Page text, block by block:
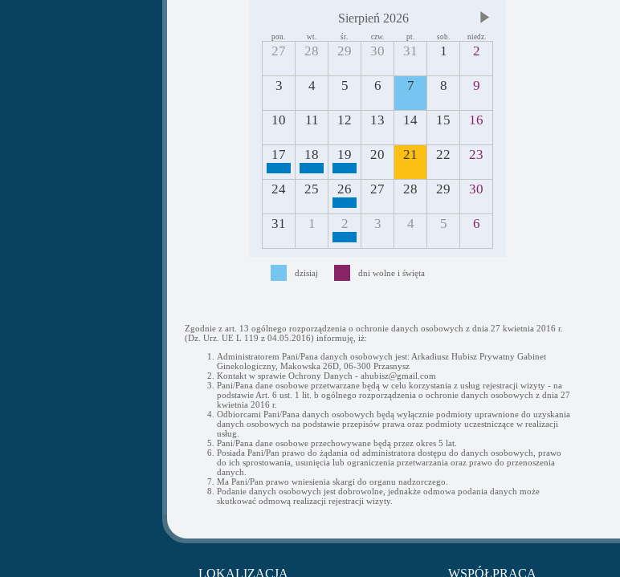
Sierpień 2026
pon. wt. śr. czw. pt. sob. niedz.
27 28 29 30 31 1 2
3 4 5 6 7 8 9
10 11 12 13 14 15 16
17 18 19 20 21 22 23
24 25 26 27 28 29 30
31 1 2 3 4 5 6
dzisiaj dni wolne i święta
Zgodnie z art. 13 ogólnego rozporządzenia o ochronie danych osobowych z dnia 27 kwietnia 2016 r.
(Dz. Urz. UE L 119 z 04.05.2016) informuję, iż:
Administratorem Pani/Pana danych osobowych jest: Arkadiusz Hubisz Prywatny Gabinet
Ginekologiczny, Makowska 26D, 06-300 Przasnysz
Kontakt w sprawie Ochrony Danych - ahubisz@gmail.com
Pani/Pana dane osobowe przetwarzane będą w celu korzystania z usług rejestracji wizyty - na
podstawie Art. 6 ust. 1 lit. b ogólnego rozporządzenia o ochronie danych osobowych z dnia 27
kwietnia 2016 r.
Odbiorcami Pani/Pana danych osobowych będą wyłącznie podmioty uprawnione do uzyskania
danych osobowych na podstawie przepisów prawa oraz podmioty uczestniczące w realizacji
usług.
Pani/Pana dane osobowe przechowywane będą przez okres 5 lat.
Posiada Pani/Pan prawo do żądania od administratora dostępu do danych osobowych, prawo
do ich sprostowania, usunięcia lub ograniczenia przetwarzania oraz prawo do przenoszenia
danych.
Ma Pani/Pan prawo wniesienia skargi do organu nadzorczego.
Podanie danych osobowych jest dobrowolne, jednakże odmowa podania danych może
skutkować odmową realizacji rejestracji wizyty.
LOKALIZACJA WSPÓŁPRACA